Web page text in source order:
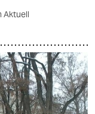
Aktuell